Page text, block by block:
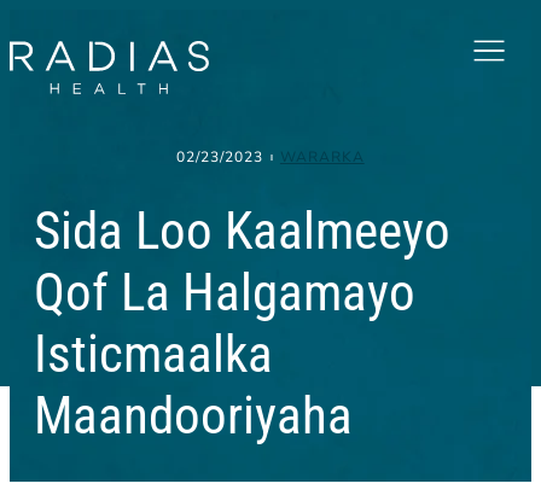
Menu
02/23/2023 WARARKA
Sida Loo Kaalmeeyo
Qof La Halgamayo
Isticmaalka
Maandooriyaha